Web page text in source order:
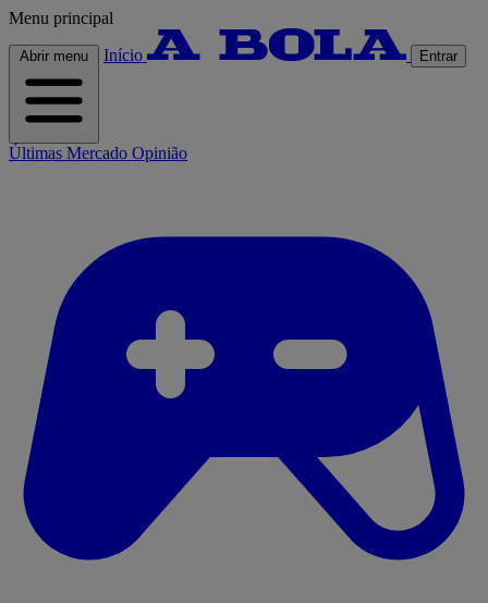
Menu principal
Abrir menu Início Entrar
Últimas Mercado Opinião